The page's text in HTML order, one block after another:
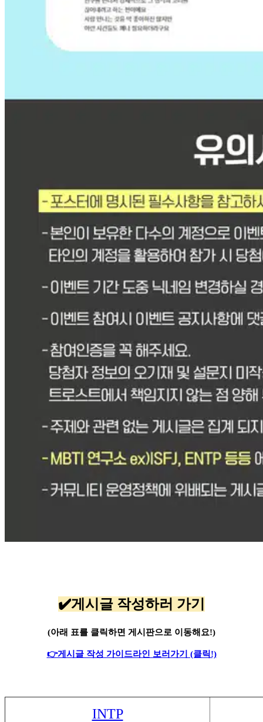
✔️게시글 작성하러 가기
(아래 표를 클릭하면 게시판으로 이동해요!)
👉게시글 작성 가이드라인 보러가기 (클릭!)
INTP